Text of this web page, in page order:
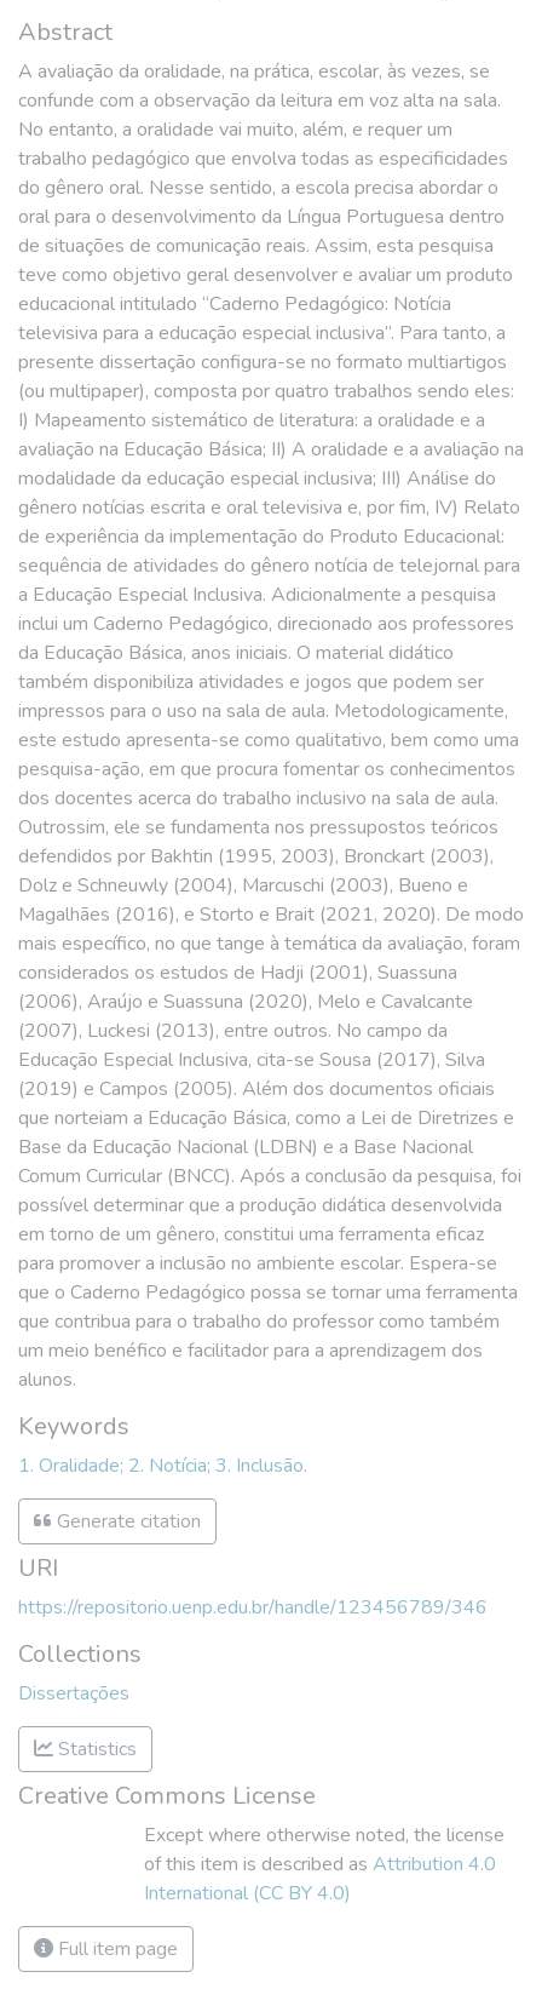
Abstract
A avaliação da oralidade, na prática, escolar, às vezes, se
confunde com a observação da leitura em voz alta na sala.
No entanto, a oralidade vai muito, além, e requer um
trabalho pedagógico que envolva todas as especificidades
do gênero oral. Nesse sentido, a escola precisa abordar o
oral para o desenvolvimento da Língua Portuguesa dentro
de situações de comunicação reais. Assim, esta pesquisa
teve como objetivo geral desenvolver e avaliar um produto
educacional intitulado “Caderno Pedagógico: Notícia
televisiva para a educação especial inclusiva”. Para tanto, a
presente dissertação configura-se no formato multiartigos
(ou multipaper), composta por quatro trabalhos sendo eles:
I) Mapeamento sistemático de literatura: a oralidade e a
avaliação na Educação Básica; II) A oralidade e a avaliação na
modalidade da educação especial inclusiva; III) Análise do
gênero notícias escrita e oral televisiva e, por fim, IV) Relato
de experiência da implementação do Produto Educacional:
sequência de atividades do gênero notícia de telejornal para
a Educação Especial Inclusiva. Adicionalmente a pesquisa
inclui um Caderno Pedagógico, direcionado aos professores
da Educação Básica, anos iniciais. O material didático
também disponibiliza atividades e jogos que podem ser
impressos para o uso na sala de aula. Metodologicamente,
este estudo apresenta-se como qualitativo, bem como uma
pesquisa-ação, em que procura fomentar os conhecimentos
dos docentes acerca do trabalho inclusivo na sala de aula.
Outrossim, ele se fundamenta nos pressupostos teóricos
defendidos por Bakhtin (1995, 2003), Bronckart (2003),
Dolz e Schneuwly (2004), Marcuschi (2003), Bueno e
Magalhães (2016), e Storto e Brait (2021, 2020). De modo
mais específico, no que tange à temática da avaliação, foram
considerados os estudos de Hadji (2001), Suassuna
(2006), Araújo e Suassuna (2020), Melo e Cavalcante
(2007), Luckesi (2013), entre outros. No campo da
Educação Especial Inclusiva, cita-se Sousa (2017), Silva
(2019) e Campos (2005). Além dos documentos oficiais
que norteiam a Educação Básica, como a Lei de Diretrizes e
Base da Educação Nacional (LDBN) e a Base Nacional
Comum Curricular (BNCC). Após a conclusão da pesquisa, foi
possível determinar que a produção didática desenvolvida
em torno de um gênero, constitui uma ferramenta eficaz
para promover a inclusão no ambiente escolar. Espera-se
que o Caderno Pedagógico possa se tornar uma ferramenta
que contribua para o trabalho do professor como também
um meio benéfico e facilitador para a aprendizagem dos
alunos.
Keywords
1. Oralidade; 2. Notícia; 3. Inclusão.
Generate citation
URI
https://repositorio.uenp.edu.br/handle/123456789/346
Collections
Dissertações
Statistics
Creative Commons License
Except where otherwise noted, the license
of this item is described as Attribution 4.0
International (CC BY 4.0)
Full item page